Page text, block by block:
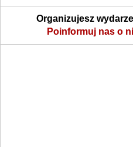
Organizujesz
Poinformuj nas o